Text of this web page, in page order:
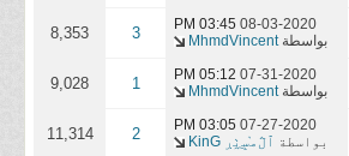
08-03-2020
03:45 PM
بواسطةMhmdVincent
3
8,353
07-31-2020
05:12 PM
بواسطةMhmdVincent
1
9,028
07-27-2020
03:05 PM
بواسطة ٱڷﻣ̝̚ﺳ̭͠ٺڔ KinG 2
11,314